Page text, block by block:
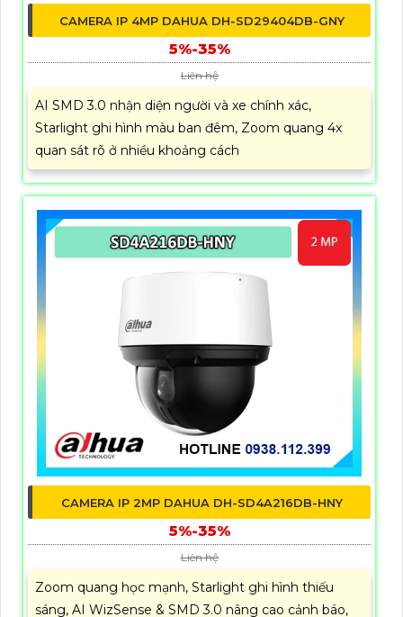
CAMERA IP 4MP DAHUA DH-SD29404DB-GNY
5%-35%
Liên hệ
AI SMD 3.0 nhận diện người và xe chính xác,
Starlight ghi hình màu ban đêm, Zoom quang 4x
quan sát rõ ở nhiều khoảng cách
CAMERA IP 2MP DAHUA DH-SD4A216DB-HNY
5%-35%
Liên hệ
Zoom quang học mạnh, Starlight ghi hình thiếu
sáng, AI WizSense & SMD 3.0 nâng cao cảnh báo,